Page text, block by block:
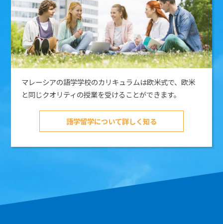
マレーシアの語学学校のカリキュラムは欧米式で、欧米
と同じクオリティの授業を受けることができます。
語学留学について詳しく知る